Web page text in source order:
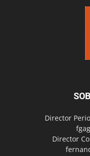
Director
Director